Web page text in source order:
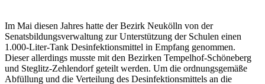
Im Mai diesen Jahres hatte der Bezirk Neukölln von der
Senatsbildungsverwaltung zur Unterstützung der Schulen einen
1.000-Liter-Tank Desinfektionsmittel in Empfang genommen.
Dieser allerdings musste mit den Bezirken Tempelhof-Schöneberg
und Steglitz-Zehlendorf geteilt werden. Um die ordnungsgemäße
Abfüllung und die Verteilung des Desinfektionsmittels an die